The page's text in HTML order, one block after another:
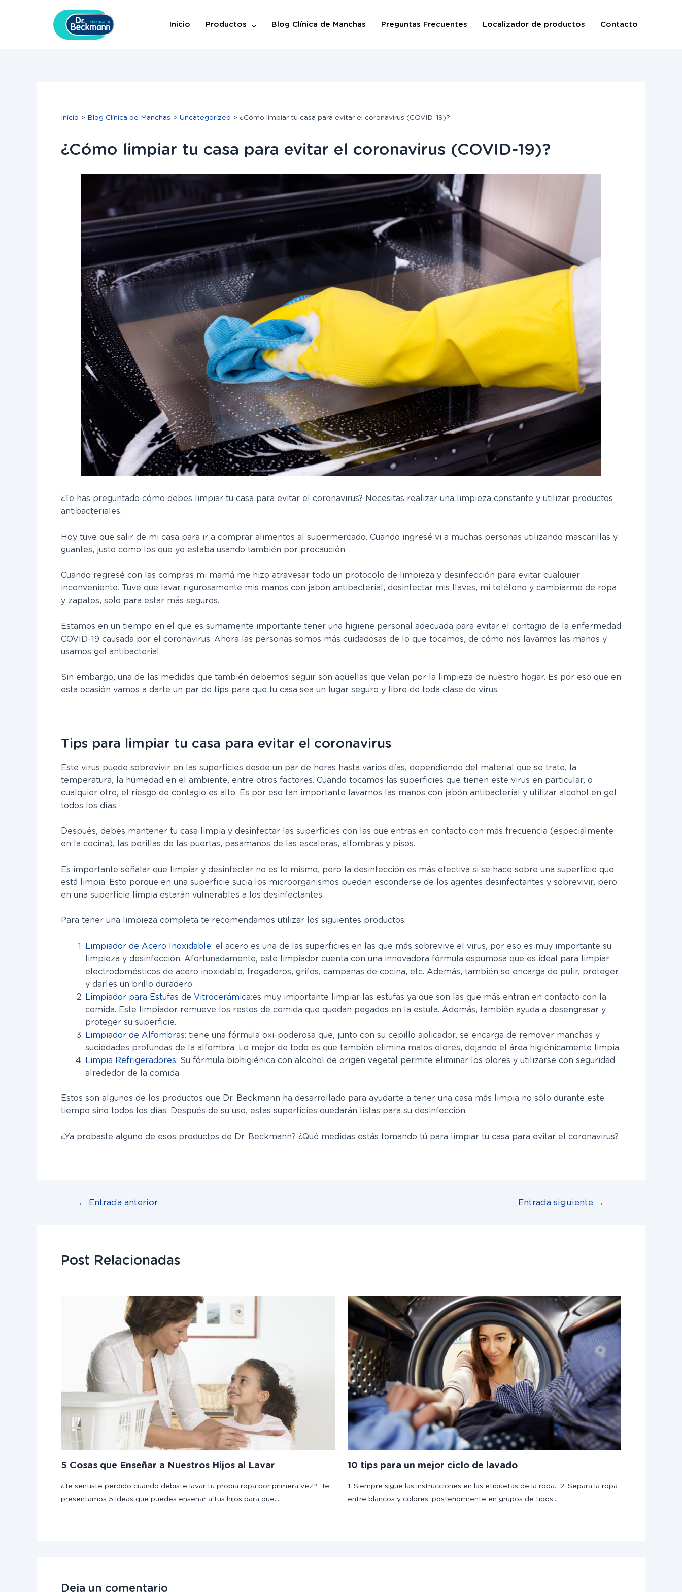
Inicio Productos Blog Clínica de Manchas Preguntas Frecuentes Localizador de productos Contacto
Inicio Blog Clínica de Manchas Uncategorized ¿Cómo limpiar tu casa para evitar el coronavirus (COVID-19)?
¿Cómo limpiar tu casa para evitar el coronavirus (COVID-19)?
¿Te has preguntado cómo debes limpiar tu casa para evitar el coronavirus? Necesitas realizar una limpieza constante y utilizar productos
antibacteriales.
Hoy tuve que salir de mi casa para ir a comprar alimentos al supermercado. Cuando ingresé vi a muchas personas utilizando mascarillas y
guantes, justo como los que yo estaba usando también por precaución.
Cuando regresé con las compras mi mamá me hizo atravesar todo un protocolo de limpieza y desinfección para evitar cualquier
inconveniente. Tuve que lavar rigurosamente mis manos con jabón antibacterial, desinfectar mis llaves, mi teléfono y cambiarme de ropa
y zapatos, solo para estar más seguros.
Estamos en un tiempo en el que es sumamente importante tener una higiene personal adecuada para evitar el contagio de la enfermedad
COVID-19 causada por el coronavirus. Ahora las personas somos más cuidadosas de lo que tocamos, de cómo nos lavamos las manos y
usamos gel antibacterial.
Sin embargo, una de las medidas que también debemos seguir son aquellas que velan por la limpieza de nuestro hogar. Es por eso que en
esta ocasión vamos a darte un par de tips para que tu casa sea un lugar seguro y libre de toda clase de virus.
Tips para limpiar tu casa para evitar el coronavirus
Este virus puede sobrevivir en las superficies desde un par de horas hasta varios días, dependiendo del material que se trate, la
temperatura, la humedad en el ambiente, entre otros factores. Cuando tocamos las superficies que tienen este virus en particular, o
cualquier otro, el riesgo de contagio es alto. Es por eso tan importante lavarnos las manos con jabón antibacterial y utilizar alcohol en gel
todos los días.
Después, debes mantener tu casa limpia y desinfectar las superficies con las que entras en contacto con más frecuencia (especialmente
en la cocina), las perillas de las puertas, pasamanos de las escaleras, alfombras y pisos.
Es importante señalar que limpiar y desinfectar no es lo mismo, pero la desinfección es más efectiva si se hace sobre una superficie que
está limpia. Esto porque en una superficie sucia los microorganismos pueden esconderse de los agentes desinfectantes y sobrevivir, pero
en una superficie limpia estarán vulnerables a los desinfectantes.
Para tener una limpieza completa te recomendamos utilizar los siguientes productos:
Limpiador de Acero Inoxidable: el acero es una de las superficies en las que más sobrevive el virus, por eso es muy importante su
limpieza y desinfección. Afortunadamente, este limpiador cuenta con una innovadora fórmula espumosa que es ideal para limpiar
electrodomésticos de acero inoxidable, fregaderos, grifos, campanas de cocina, etc. Además, también se encarga de pulir, proteger
y darles un brillo duradero.
Limpiador para Estufas de Vitrocerámica:es muy importante limpiar las estufas ya que son las que más entran en contacto con la
comida. Este limpiador remueve los restos de comida que quedan pegados en la estufa. Además, también ayuda a desengrasar y
proteger su superficie.
Limpiador de Alfombras: tiene una fórmula oxi-poderosa que, junto con su cepillo aplicador, se encarga de remover manchas y
suciedades profundas de la alfombra. Lo mejor de todo es que también elimina malos olores, dejando el área higiénicamente limpia.
Limpia Refrigeradores: Su fórmula biohigiénica con alcohol de origen vegetal permite eliminar los olores y utilizarse con seguridad
alrededor de la comida.
Estos son algunos de los productos que Dr. Beckmann ha desarrollado para ayudarte a tener una casa más limpia no sólo durante este
tiempo sino todos los días. Después de su uso, estas superficies quedarán listas para su desinfección.
¿Ya probaste alguno de esos productos de Dr. Beckmann? ¿Qué medidas estás tomando tú para limpiar tu casa para evitar el coronavirus?
de
entradas
← Entrada anterior Entrada siguiente →
Post Relacionadas
5 Cosas que Enseñar a Nuestros Hijos al Lavar
¿Te sentiste perdido cuando debiste lavar tu propia ropa por primera vez? Te
presentamos 5 ideas que puedes enseñar a tus hijos para que…
10 tips para un mejor ciclo de lavado
1. Siempre sigue las instrucciones en las etiquetas de la ropa. 2. Separa la ropa
entre blancos y colores, posteriormente en grupos de tipos…
Deja un comentario